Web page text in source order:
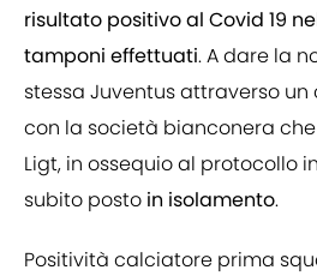
risultato positivo al Covid 19
tamponi effettuati. A dare la
stessa Juventus attraverso
con la società bianconera
Ligt, in ossequio al protocollo
subito posto in isolamento.
Positività calciatore prima